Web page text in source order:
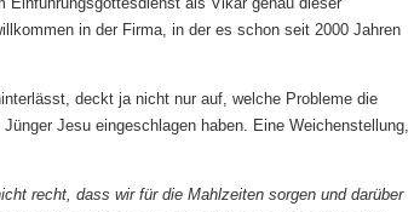
in der Firma, in der es schon seit 2000 Jahren
deckt ja nicht nur auf, welche Probleme die
Jesu eingeschlagen haben. Eine Weichenstellung,
recht, dass wir für die Mahlzeiten sorgen und darüber